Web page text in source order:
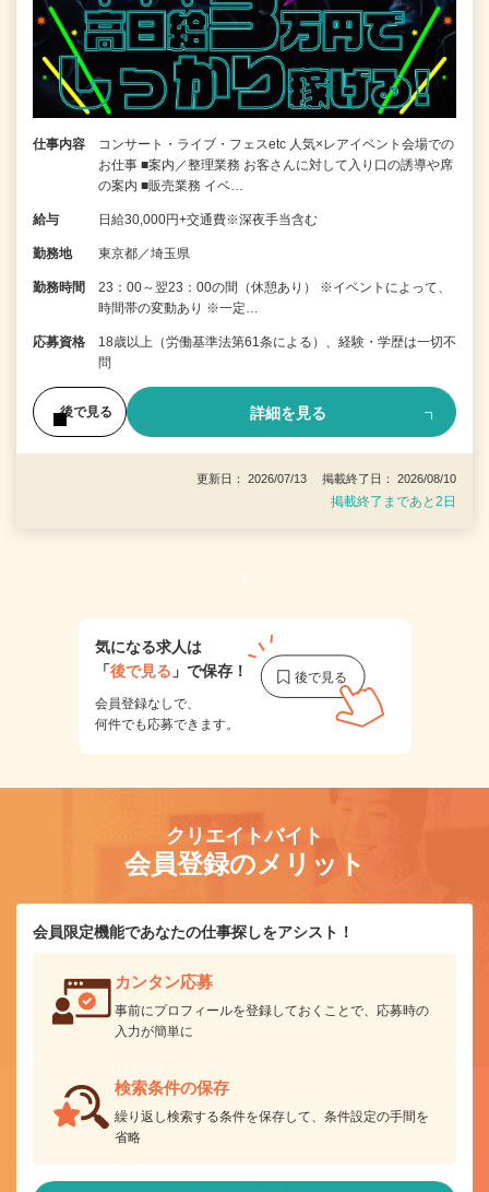
仕事内容
コンサート・ライブ・フェスetc 人気×レアイベント会場での
お仕事 ■案内／整理業務 お客さんに対して入り口の誘導や席
の案内 ■販売業務 イベ…
給与 日給30,000円+交通費※深夜手当含む
勤務地 東京都／埼玉県
勤務時間
23：00～翌23：00の間（休憩あり） ※イベントによって、
時間帯の変動あり ※一定…
応募資格
18歳以上（労働基準法第61条による）、経験・学歴は一切不
問
後で見る 詳細を見る
更新日： 2026/07/13 掲載終了日： 2026/08/10
掲載終了まであと2日
1
気になる求人は
「後で見る 」で保存！
会員登録なしで、
何件でも応募できます。
クリエイトバイト
会員登録のメリット
会員限定機能であなたの仕事探しをアシスト！
カンタン応募
事前にプロフィールを登録しておくことで、応募時の
入力が簡単に
検索条件の保存
繰り返し検索する条件を保存して、条件設定の手間を
省略